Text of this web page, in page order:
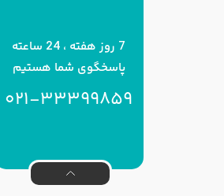
7 روز هفته ، 24 ساعته
پاسخگوی شما هستیم
021-33399859